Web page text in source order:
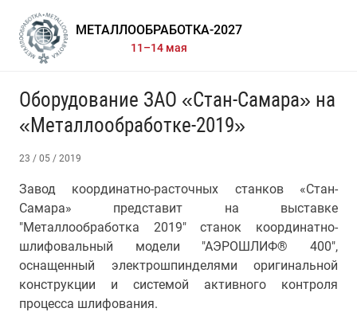
МЕТАЛЛООБРАБОТКА-2027
11–14 мая
Оборудование ЗАО «Стан-Самара» на
«Металлообработке-2019»
23 / 05 / 2019
Завод координатно-расточных станков «Стан-
Самара» представит на выставке
"Металлообработка 2019" станок координатно-
шлифовальный модели "АЭРОШЛИФ® 400",
оснащенный электрошпинделями оригинальной
конструкции и системой активного контроля
процесса шлифования.